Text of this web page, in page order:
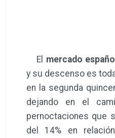
El mercado español
y su descenso es
en la segunda
dejando en el
pernoctaciones que
del 14% en